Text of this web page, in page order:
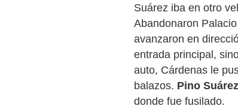
Suárez iba en otro
Abandonaron
avanzaron en
entrada principal,
auto, Cárdenas le
balazos. Pino Suárez
donde fue fusilado.